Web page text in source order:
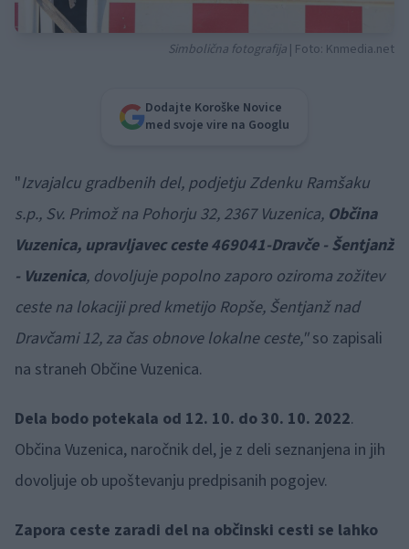
Simbolična fotografija | Foto: Knmedia.net
Dodajte Koroške Novice
med svoje vire na Googlu
"Izvajalcu gradbenih del, podjetju Zdenku Ramšaku
s.p., Sv. Primož na Pohorju 32, 2367 Vuzenica, Občina
Vuzenica, upravljavec ceste 469041-Dravče - Šentjanž
- Vuzenica, dovoljuje popolno zaporo oziroma zožitev
ceste na lokaciji pred kmetijo Ropše, Šentjanž nad
Dravčami 12, za čas obnove lokalne ceste,"so zapisali
na straneh Občine Vuzenica.
Dela bodo potekala od 12. 10. do 30. 10. 2022.
Občina Vuzenica, naročnik del, je z deli seznanjena in jih
dovoljuje ob upoštevanju predpisanih pogojev.
Zapora ceste zaradi del na občinski cesti se lahko